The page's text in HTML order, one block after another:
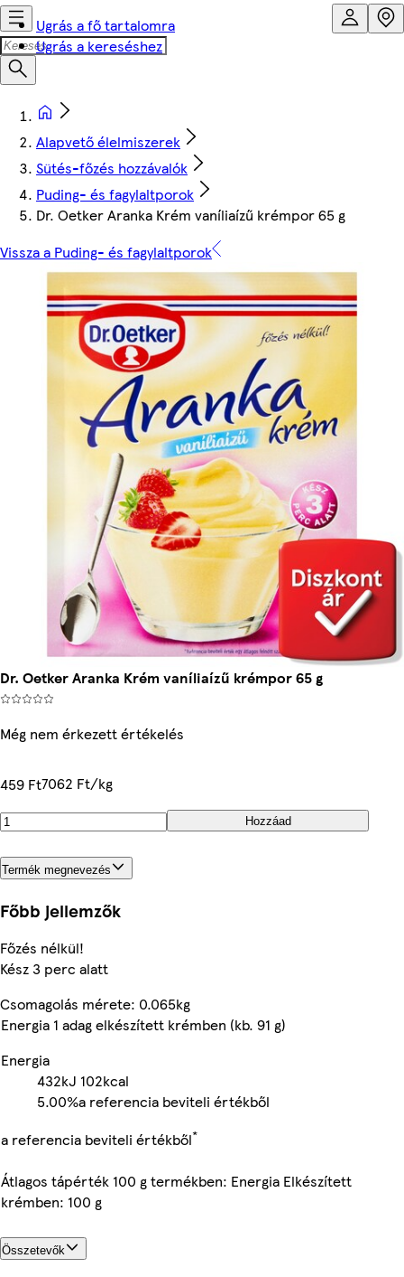
Ugrás a fő tartalomra
Ugrás a kereséshez
Alapvető élelmiszerek
Sütés-főzés hozzávalók
Puding- és fagylaltporok
Dr. Oetker Aranka Krém vaníliaízű krémpor 65 g
Vissza a Puding- és fagylaltporok
Dr. Oetker Aranka Krém vaníliaízű krémpor 65 g
Még nem érkezett értékelés
459 Ft7062 Ft/kg
Hozzáad
Termék megnevezés
Főbb jellemzők
Főzés nélkül!
Kész 3 perc alatt
Csomagolás mérete: 0.065kg
Energia 1 adag elkészített krémben (kb. 91 g)
Energia
432kJ 102kcal
5.00%a referencia beviteli értékből
a referencia beviteli értékből*
Átlagos tápérték 100 g termékben: Energia Elkészített
krémben: 100 g
Összetevők